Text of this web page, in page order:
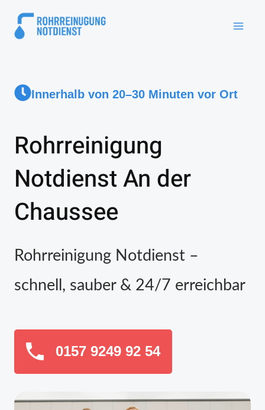
Innerhalb von 20–30 Minuten vor Ort
Rohrreinigung
Notdienst An der
Chaussee
Rohrreinigung Notdienst –
schnell, sauber & 24/7 erreichbar
0157 9249 92 54